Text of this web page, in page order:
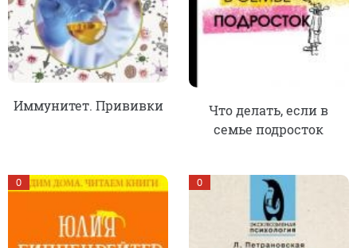
Иммунитет. Прививки
Что делать, если в
семье подросток
0 0